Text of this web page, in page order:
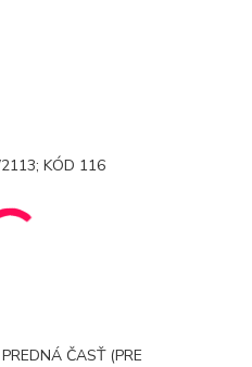
KÓD 116
ČASŤ (PRE